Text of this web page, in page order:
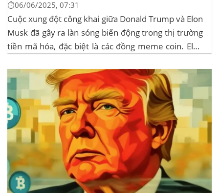
⏱️06/06/2025, 07:31
Cuộc xung đột công khai giữa Donald Trump và Elon
Musk đã gây ra làn sóng biến động trong thị trường
tiền mã hóa, đặc biệt là các đồng meme coin. Elon
Government Efficiency) và chỉ trích dự luật “Big
Beautiful Bill” của Trump,...